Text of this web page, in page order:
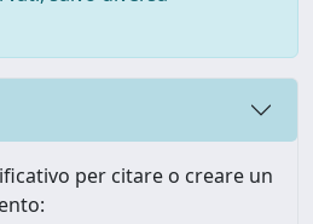
per citare o creare un